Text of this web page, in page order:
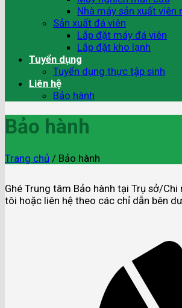
Nhà máy sản xuất viên
Sản xuất đá viên
Lắp đặt máy đá viên
Lắp đặt kho lạnh
Tuyển dụng
Tuyển dụng thực tập sinh
Liên hệ
Bảo hành
Bảo hành
Trang chủ / Bảo hành
Ghé Trung tâm Bảo hành tại Trụ sở/Chi
tôi hoặc liên hệ theo các chỉ dẫn bên